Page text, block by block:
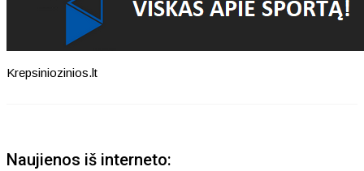
Krepsiniozinios.lt
Naujienos iš interneto: